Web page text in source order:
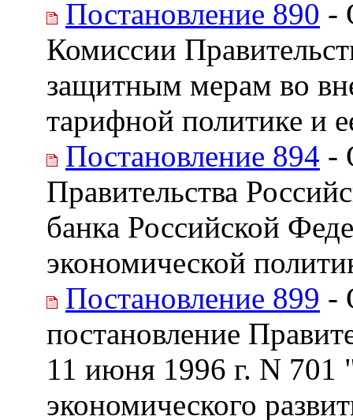
Постановление 890 -
Комиссии
защитным мерам во
тарифной политике и
Постановление 894 -
Правительства
банка Российской
экономической
Постановление 899 -
постановление
11 июня 1996 г. N 701
экономического